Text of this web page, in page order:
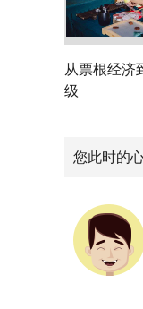
从票根经济
级
您此时的